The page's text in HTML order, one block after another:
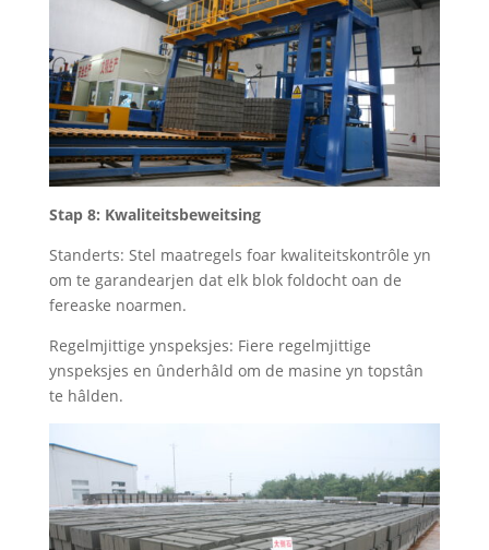
Stap 8: Kwaliteitsbeweitsing
Standerts: Stel maatregels foar kwaliteitskontrôle yn
om te garandearjen dat elk blok foldocht oan de
fereaske noarmen.
Regelmjittige ynspeksjes: Fiere regelmjittige
ynspeksjes en ûnderhâld om de masine yn topstân
te hâlden.